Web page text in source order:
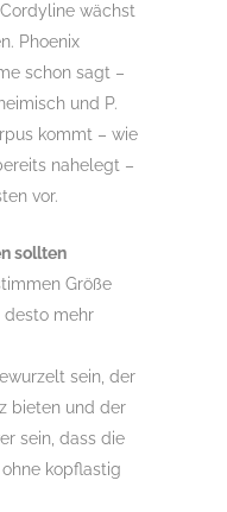
wächst
Phoenix
schon sagt –
und P.
kommt – wie
nahelegt –
vor.
sollten
Größe
desto mehr
sein, der
bieten und der
sein, dass die
kopflastig